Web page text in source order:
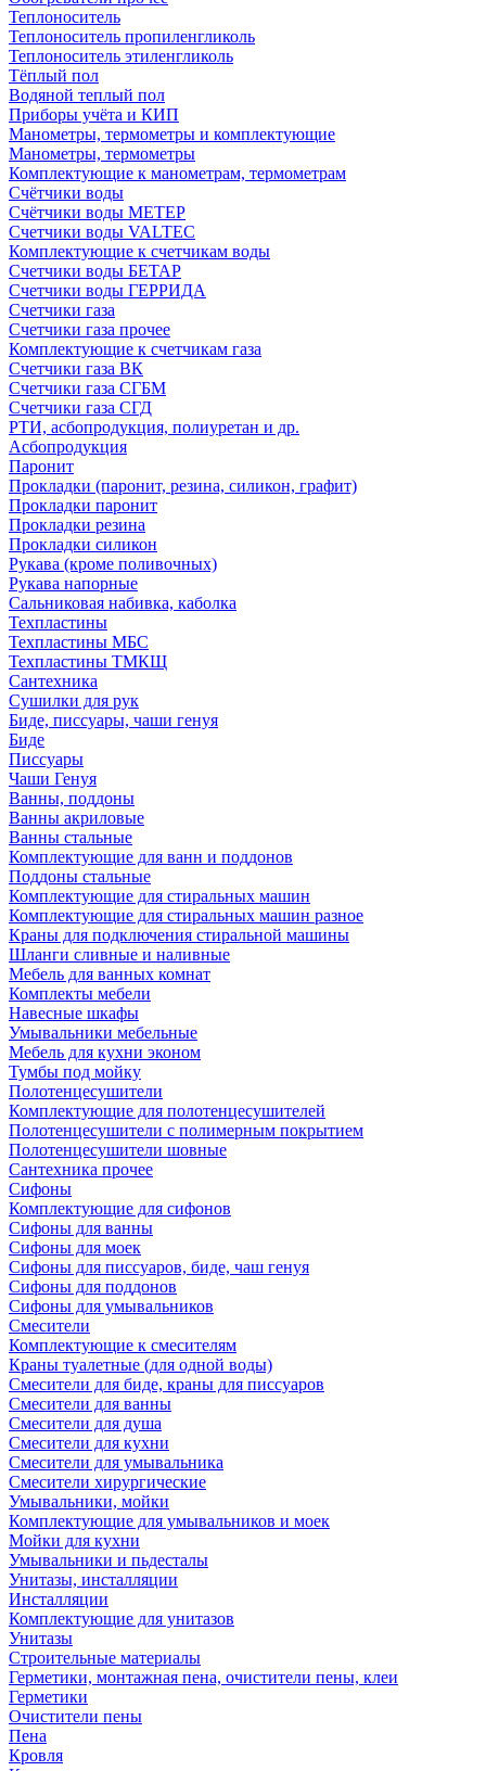
Теплоноситель
Теплоноситель пропиленгликоль
Теплоноситель этиленгликоль
Тёплый пол
Водяной теплый пол
Приборы учёта и КИП
Манометры, термометры и комплектующие
Манометры, термометры
Комплектующие к манометрам, термометрам
Счётчики воды
Счётчики воды МЕТЕР
Счетчики воды VALTEC
Комплектующие к счетчикам воды
Счетчики воды БЕТАР
Счетчики воды ГЕРРИДА
Счетчики газа
Счетчики газа прочее
Комплектующие к счетчикам газа
Счетчики газа ВК
Счетчики газа СГБМ
Счетчики газа СГД
РТИ, асбопродукция, полиуретан и др.
Асбопродукция
Паронит
Прокладки (паронит, резина, силикон, графит)
Прокладки паронит
Прокладки резина
Прокладки силикон
Рукава (кроме поливочных)
Рукава напорные
Сальниковая набивка, каболка
Техпластины
Техпластины МБС
Техпластины ТМКЩ
Сантехника
Сушилки для рук
Биде, писсуары, чаши генуя
Биде
Писсуары
Чаши Генуя
Ванны, поддоны
Ванны акриловые
Ванны стальные
Комплектующие для ванн и поддонов
Поддоны стальные
Комплектующие для стиральных машин
Комплектующие для стиральных машин разное
Краны для подключения стиральной машины
Шланги сливные и наливные
Мебель для ванных комнат
Комплекты мебели
Навесные шкафы
Умывальники мебельные
Мебель для кухни эконом
Тумбы под мойку
Полотенцесушители
Комплектующие для полотенцесушителей
Полотенцесушители с полимерным покрытием
Полотенцесушители шовные
Сантехника прочее
Сифоны
Комплектующие для сифонов
Сифоны для ванны
Сифоны для моек
Сифоны для писсуаров, биде, чаш генуя
Сифоны для поддонов
Сифоны для умывальников
Смесители
Комплектующие к смесителям
Краны туалетные (для одной воды)
Смесители для биде, краны для писсуаров
Смесители для ванны
Смесители для душа
Смесители для кухни
Смесители для умывальника
Смесители хирургические
Умывальники, мойки
Комплектующие для умывальников и моек
Мойки для кухни
Умывальники и пьдесталы
Унитазы, инсталляции
Инсталляции
Комплектующие для унитазов
Унитазы
Строительные материалы
Герметики, монтажная пена, очистители пены, клеи
Герметики
Очистители пены
Пена
Кровля